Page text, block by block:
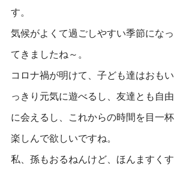
す。
気候がよくて過ごしやすい季節になっ
てきましたね～。
コロナ禍が明けて、子ども達はおもい
っきり元気に遊べるし、友達とも自由
に会えるし、これからの時間を目一杯
楽しんで欲しいですね。
私、孫もおるねんけど、ほんますくす